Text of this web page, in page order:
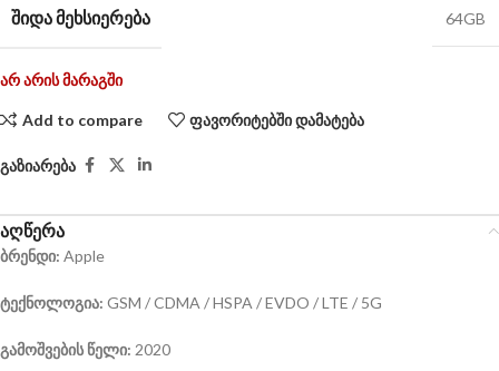
ᲨᲘᲓᲐ ᲛᲔᲮᲡᲘᲔᲠᲔᲑᲐ 64GB
არ არის მარაგში
Add to compare ფავორიტებში დამატება
გაზიარება
აღწერა
ბრენდი: Apple
ტექნოლოგია: GSM / CDMA / HSPA / EVDO / LTE / 5G
გამოშვების წელი: 2020